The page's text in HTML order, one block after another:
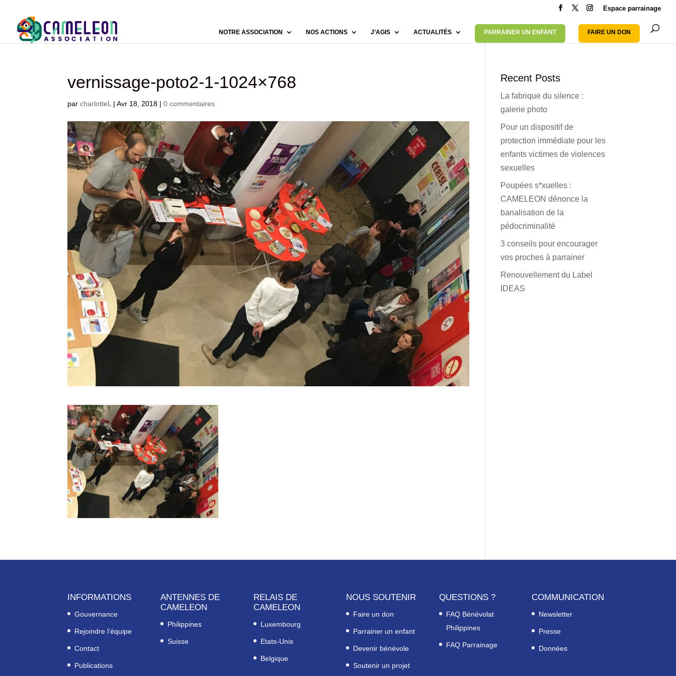
Espace parrainage
NOTRE ASSOCIATION NOS ACTIONS J’AGIS ACTUALITÉS PARRAINER UN ENFANT FAIRE UN DON
vernissage-poto2-1-1024×768
parcharlotteL |Avr 18, 2018 |0 commentaires
Recent Posts
La fabrique du silence :
galerie photo
Pour un dispositif de
protection immédiate pour les
enfants victimes de violences
sexuelles
Poupées s*xuelles :
CAMELEON dénonce la
banalisation de la
pédocriminalité
3 conseils pour encourager
vos proches à parrainer
Renouvellement du Label
IDEAS
INFORMATIONS
Gouvernance
Rejoindre l’équipe
Contact
Publications
ANTENNES DE
CAMELEON
Philippines
Suisse
RELAIS DE
CAMELEON
Luxembourg
Etats-Unis
Belgique
NOUS SOUTENIR
Faire un don
Parrainer un enfant
Devenir bénévole
Soutenir un projet
QUESTIONS ?
FAQ Bénévolat
Philippines
FAQ Parrainage
COMMUNICATION
Newsletter
Presse
Données